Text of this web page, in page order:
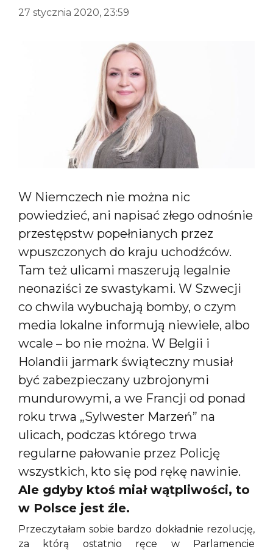
27 stycznia 2020, 23:59
W Niemczech nie można nic
powiedzieć, ani napisać złego odnośnie
przestępstw popełnianych przez
wpuszczonych do kraju uchodźców.
Tam też ulicami maszerują legalnie
neonaziści ze swastykami. W Szwecji
co chwila wybuchają bomby, o czym
media lokalne informują niewiele, albo
wcale – bo nie można. W Belgii i
Holandii jarmark świąteczny musiał
być zabezpieczany uzbrojonymi
mundurowymi, a we Francji od ponad
roku trwa „Sylwester Marzeń” na
ulicach, podczas którego trwa
regularne pałowanie przez Policję
wszystkich, kto się pod rękę nawinie.
Ale gdyby ktoś miał wątpliwości, to
w Polsce jest źle.
Przeczytałam sobie bardzo dokładnie rezolucję,
za którą ostatnio ręce w Parlamencie